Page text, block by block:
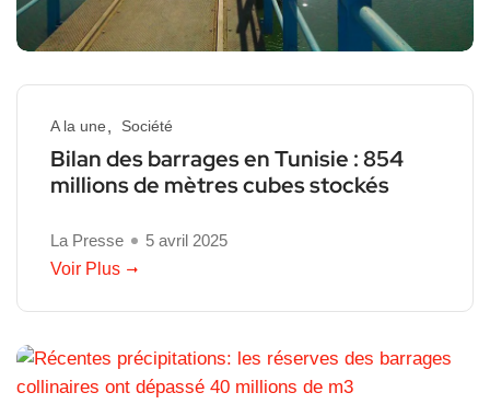
A la une Société
Bilan des barrages en Tunisie : 854
millions de mètres cubes stockés
La Presse
5 avril 2025
Voir Plus